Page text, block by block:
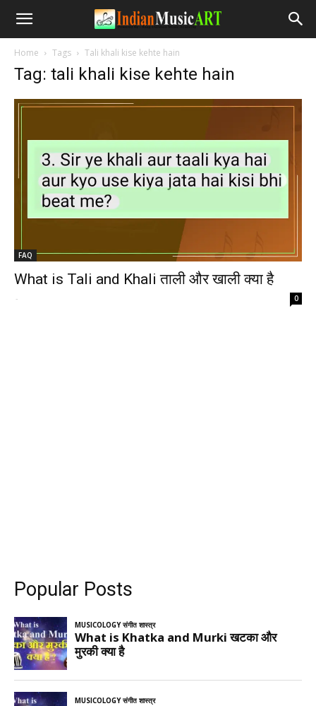
Home Tags Tali khali kise kehte hain
Tag: tali khali kise kehte hain
FAQ
What is Tali and Khali ताली और खाली क्या है
- 0
Popular Posts